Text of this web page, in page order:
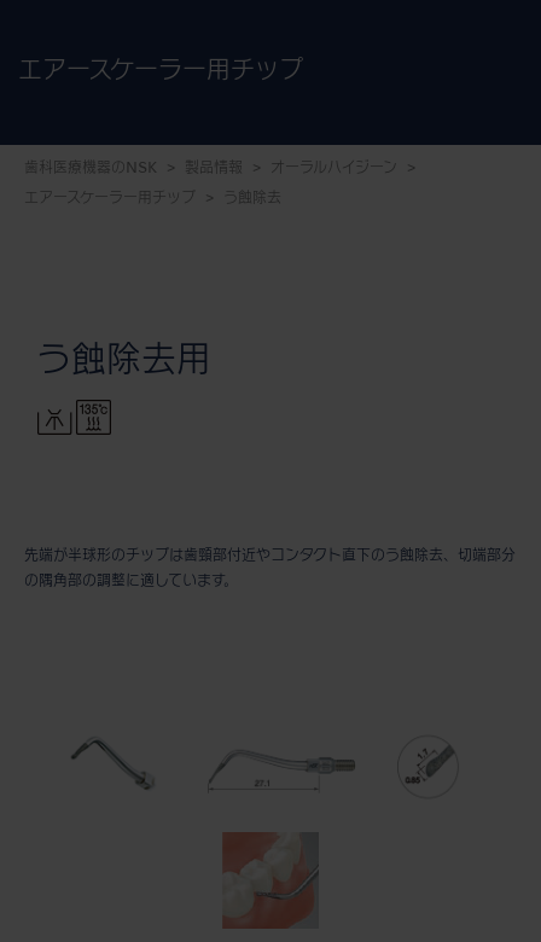
エアースケーラー用チップ
歯科医療機器のNSK 製品情報 オーラルハイジーン
エアースケーラー用チップ う蝕除去
う蝕除去用
先端が半球形のチップは歯頸部付近やコンタクト直下のう蝕除去、切端部分
の隅角部の調整に適しています。